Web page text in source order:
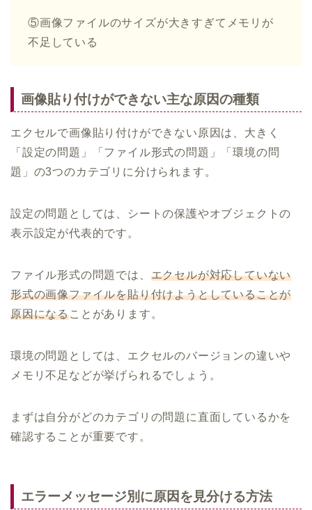
⑤画像ファイルのサイズが大きすぎてメモリが
不足している
画像貼り付けができない主な原因の種類
エクセルで画像貼り付けができない原因は、大きく
「設定の問題」「ファイル形式の問題」「環境の問
題」の3つのカテゴリに分けられます。
設定の問題としては、シートの保護やオブジェクトの
表示設定が代表的です。
ファイル形式の問題では、 エクセルが対応していない
形式の画像ファイルを貼り付けようとしていることが
原因になることがあります。
環境の問題としては、エクセルのバージョンの違いや
メモリ不足などが挙げられるでしょう。
まずは自分がどのカテゴリの問題に直面しているかを
確認することが重要です。
エラーメッセージ別に原因を見分ける方法